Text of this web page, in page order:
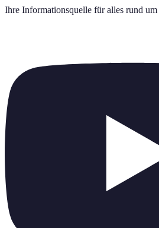
Ihre Informationsquelle für alles rund um